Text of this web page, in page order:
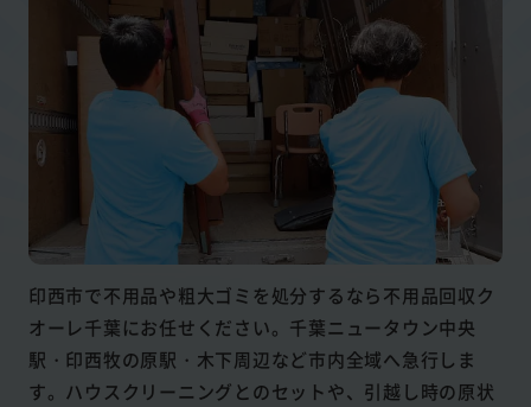
印西市で不用品や粗大ゴミを処分するなら不用品回収ク
オーレ千葉にお任せください。千葉ニュータウン中央
駅・印西牧の原駅・木下周辺など市内全域へ急行しま
す。ハウスクリーニングとのセットや、引越し時の原状